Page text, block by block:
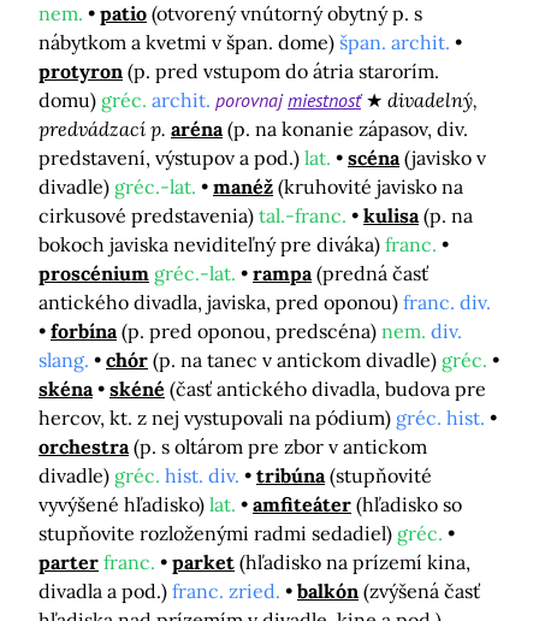
nem.
patio (otvorený vnútorný obytný p. s
nábytkom a kvetmi v špan. dome) špan. archit.
protyron (p. pred vstupom do átria starorím.
domu) gréc. archit. porovnajmiestnosť
divadelný,
predvádzací p. aréna (p. na konanie zápasov, div.
predstavení, výstupov a pod.) lat. scéna (javisko v
divadle) gréc.-lat. manéž (kruhovité javisko na
cirkusové predstavenia) tal.-franc. kulisa (p. na
bokoch javiska neviditeľný pre diváka) franc.
proscénium gréc.-lat. rampa (predná časť
antického divadla, javiska, pred oponou) franc. div.
forbína (p. pred oponou, predscéna) nem. div.
slang.
chór (p. na tanec v antickom divadle) gréc.
skéna
skéné (časť antického divadla, budova pre
hercov, kt. z nej vystupovali na pódium) gréc. hist.
orchestra (p. s oltárom pre zbor v antickom
divadle) gréc. hist. div. tribúna (stupňovité
vyvýšené hľadisko) lat. amfiteáter (hľadisko so
stupňovite rozloženými radmi sedadiel) gréc.
parter franc. parket (hľadisko na prízemí kina,
divadla a pod.) franc. zried. balkón (zvýšená časť